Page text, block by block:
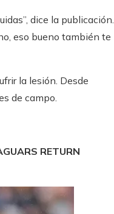
dice la publicación.
eso bueno también te
la lesión. Desde
de campo.
RETURN